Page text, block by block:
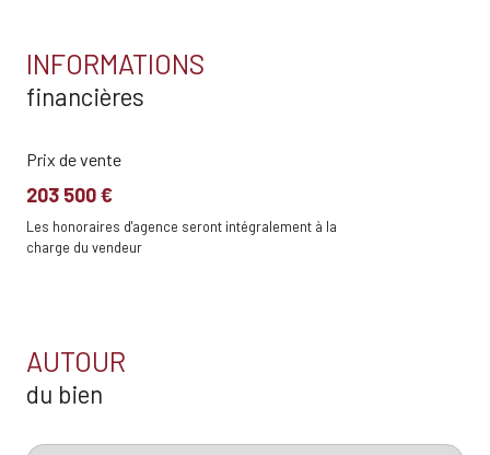
INFORMATIONS
financières
Prix de vente
203 500 €
Les honoraires d'agence seront intégralement à la
charge du vendeur
AUTOUR
du bien